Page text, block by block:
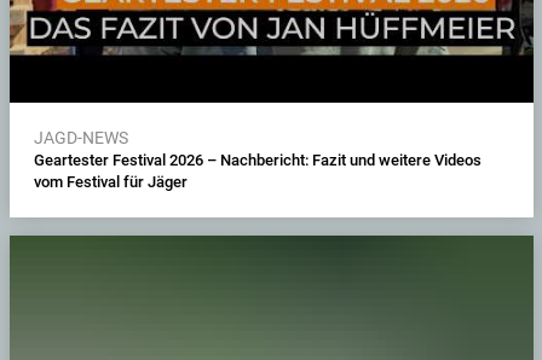
JAGD-NEWS
Geartester Festival 2026 – Nachbericht: Fazit und weitere Videos
vom Festival für Jäger